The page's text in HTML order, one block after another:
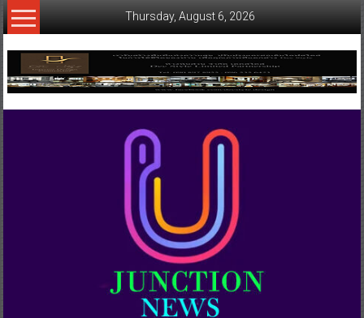
Skip
to
Thursday, August 6, 2026
www.ujunctionnews.com
เว็บ
ข่าว